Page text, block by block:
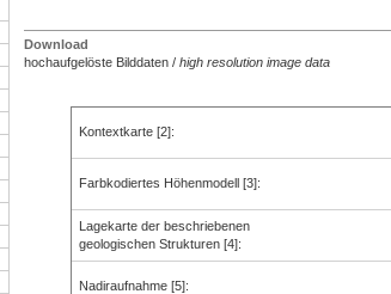
Download
hochaufgelöste Bilddaten / high resolution image data
Kontextkarte [2]:
Farbkodiertes Höhenmodell [3]:
Lagekarte der beschriebenen
geologischen Strukturen [4]:
Nadiraufnahme [5]: